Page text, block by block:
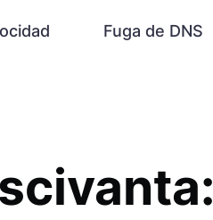
Fuga de DNS